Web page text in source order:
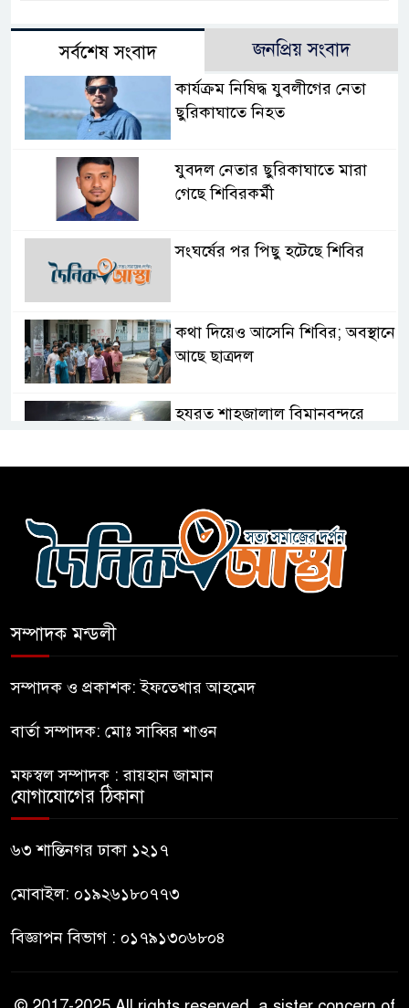
সর্বশেষ সংবাদ জনপ্রিয় সংবাদ
কার্যক্রম নিষিদ্ধ যুবলীগের নেতা
ছুরিকাঘাতে নিহত
যুবদল নেতার ছুরিকাঘাতে মারা
গেছে শিবিরকর্মী
সংঘর্ষের পর পিছু হটেছে শিবির
কথা দিয়েও আসেনি শিবির; অবস্থানে
আছে ছাত্রদল
হযরত শাহজালাল বিমানবন্দরে
কিশোর
ভারত থেকে আসছে ২ দশমিক ৩
মেট্রিক টন টিয়ার শেল
অভাব
বহিষ্কৃত জামাত নেতার কর্মীরা যোগ
সম্পাদক মন্ডলী
সম্পাদক ও প্রকাশক: ইফতেখার আহমেদ
বার্তা সম্পাদক: মোঃ সাব্বির শাওন
মফস্বল সম্পাদক : রায়হান জামান
যোগাযোগের ঠিকানা
৬৩ শান্তিনগর ঢাকা ১২১৭
মোবাইল: ০১৯২৬১৮০৭৭৩
বিজ্ঞাপন বিভাগ : ০১৭৯১৩০৬৮০৪